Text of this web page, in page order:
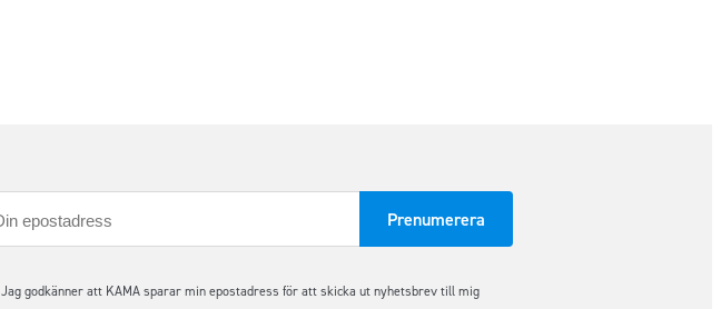
Samtycke*
Jag godkänner att KAMA sparar min epostadress för att skicka ut nyhetsbrev till mig